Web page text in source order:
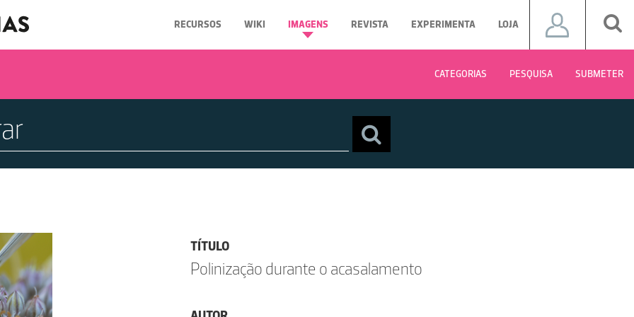
RECURSOS WIKI IMAGENS REVISTA EXPERIMENTA LOJA
CATEGORIAS PESQUISA SUBMETER
TÍTULO
Polinização durante o acasalamento